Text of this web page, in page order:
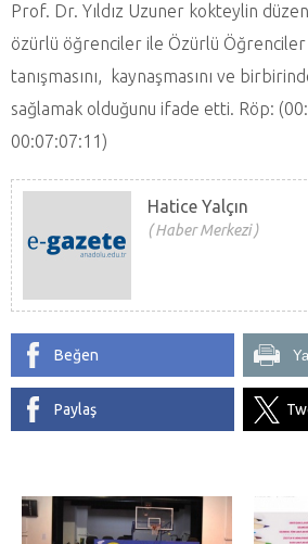
Prof. Dr. Yıldız Uzuner kokteylin
özürlü öğrenciler ile Özürlü
tanışmasını, kaynaşmasını ve
sağlamak olduğunu ifade etti. Röp:
00:07:07:11)
Hatice Yalçın
Haber Merkezi
Beğen
Paylaş